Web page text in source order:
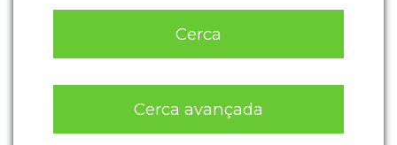
Cerca
Cerca avançada